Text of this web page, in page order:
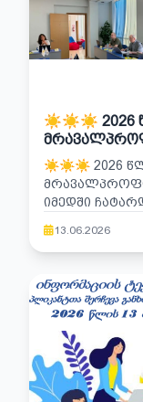
☀️☀️☀️ 2026
ᲙᲝᲚᲔᲯ ᲘᲛᲔᲓᲨᲘ ᲩᲐᲢᲐᲠᲓᲐ
☀️☀️☀️ 2026
ᲘᲛᲔᲓᲨᲘ ᲩᲐᲢᲐᲠᲓᲐ ᲛᲝᲢᲘᲕᲐᲪᲘᲣᲠᲘ ᲒᲐᲡᲐᲣᲑᲠᲔᲑᲐ
,,ᲘᲜᲤᲝᲠᲛᲐᲪᲘᲣᲚᲘ
ᲐᲞᲚᲘᲙᲐᲜᲢᲡ
13.06.2026